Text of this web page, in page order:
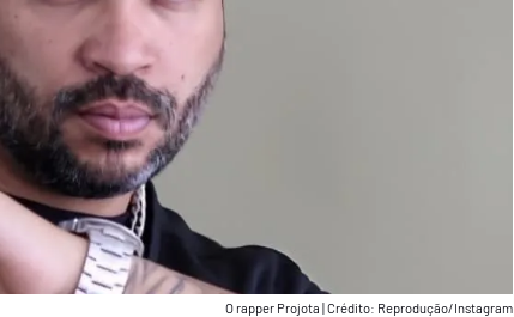
O rapper Projota |Crédito: Reprodução/Instagram